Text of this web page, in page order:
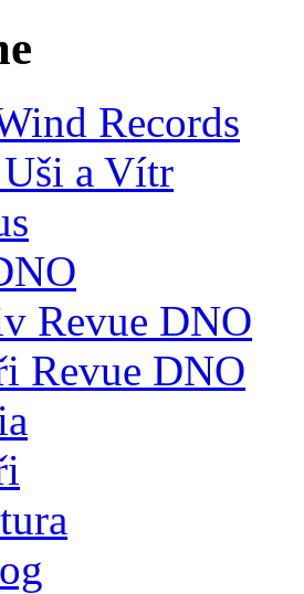
Records
a Vítr
Revue DNO
Revue DNO